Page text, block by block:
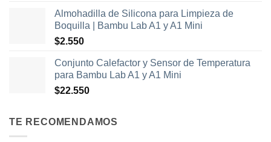
Almohadilla de Silicona para Limpieza de
Boquilla | Bambu Lab A1 y A1 Mini
$2.550
Conjunto Calefactor y Sensor de Temperatura
para Bambu Lab A1 y A1 Mini
$22.550
TE RECOMENDAMOS